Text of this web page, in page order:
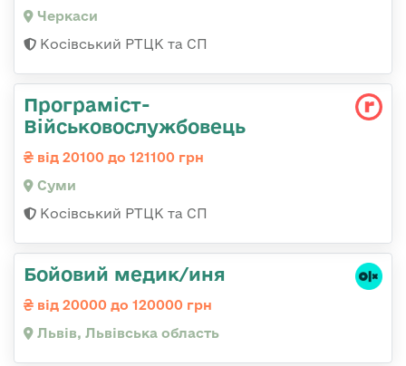
Черкаси
Косівський РТЦК та СП
Програміст-
Військовослужбовець
від 20100 до 121100 грн
Суми
Косівський РТЦК та СП
Бойовий медик/иня
від 20000 до 120000 грн
Львів, Львівська область